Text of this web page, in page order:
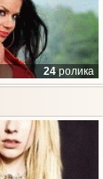
24ролика